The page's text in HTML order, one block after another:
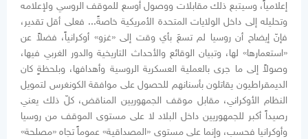
إعلامياً، وسيتبع ذلك مقابلات ووصول أوسع للموقف الروسي ولإعلامه
وتحليله إلى داخل الولايات المتحدة الأمريكية خاصةً... فعلى أقل تقدير،
فإنّ إيضاح أن روسيا لم تسعَ بأي وقت إلى «غزو» أوكرانياً، فضلاً عن
«استعمارها» لها، وتبيان الوقائع والأحداث التاريخية والدور الغربي فيها،
وصولاً إلى ما جرى بالعملية العسكرية الروسية وأهدافها، وبلحظةٍ كان
الديمقراطيون يقاتلون بأسنانهم للحصول على موافقة الكونغرس لتمويل
النظام الأوكراني، مقابل موقف الجمهوريين المناقض، كلّ ذلك يعني
رصيداً أكبر للجمهوريين داخل البلاد لا على مستوى الموقف من روسيا
وأوكرانيا فحسب، وإنما على مستوى «المصداقية» عموماً تجاه «مصلحة»